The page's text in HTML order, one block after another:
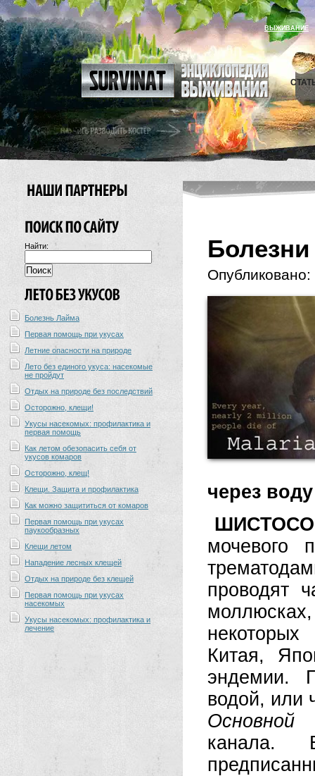
ВЫЖИВАНИЕ
Найти:
Болезнь Лайма
Первая помощь при укусах
Летние опасности на природе
Лето без единого укуса: насекомые
не пройдут
Отдых на природе без последствий
Осторожно, клещи!
Укусы насекомых: профилактика и
первая помощь
Как летом обезопасить себя от
укусов комаров
Осторожно, клещ!
Клещи. Защита и профилактика
Как можно защититься от комаров
Первая помощь при укусах
паукообразных
Клещи летом
Нападение лесных клещей
Отдых на природе без клещей
Первая помощь при укусах
насекомых
Укусы насекомых: профилактика и
лечение
Опубликовано:
через воду
мочевого
проводят
Китая,
эндемии.
водой, или
канала.